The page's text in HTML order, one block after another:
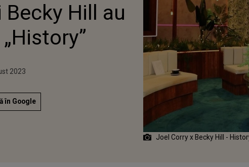
Hill au
2022
2023
în Google
Joel Corry x Becky Hill -